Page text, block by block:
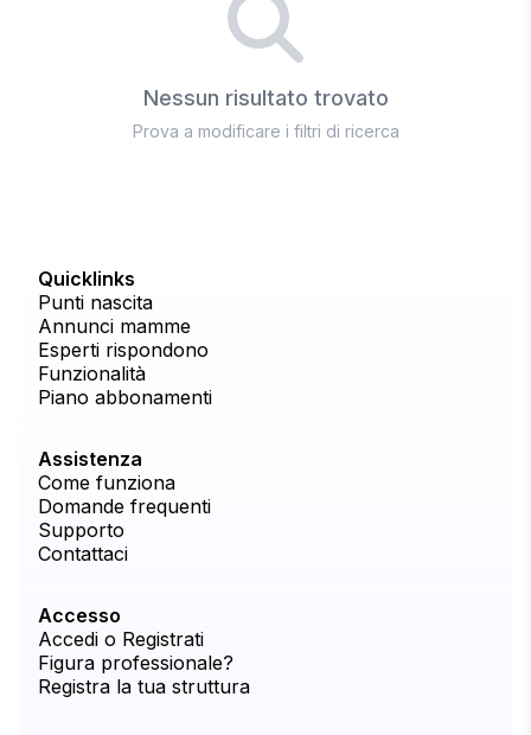
Nessun risultato trovato
Prova a modificare i filtri di ricerca
Quicklinks
Punti nascita
Annunci mamme
Esperti rispondono
Funzionalità
Piano abbonamenti
Assistenza
Come funziona
Domande frequenti
Supporto
Contattaci
Accesso
Accedi o Registrati
Figura professionale?
Registra la tua struttura